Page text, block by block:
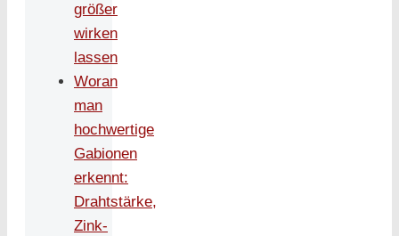
größer
wirken
lassen
Woran
man
hochwertige
Gabionen
erkennt:
Drahtstärke,
Zink-